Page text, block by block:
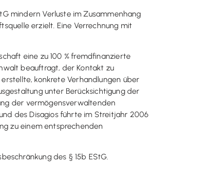
mindern Verluste im Zusammenhang
erzielt. Eine Verrechnung mit
eine zu 100 % fremdfinanzierte
beauftragt, der Kontakt zu
konkrete Verhandlungen über
unter Berücksichtigung der
der vermögensverwaltenden
des Disagios führte im Streitjahr 2006
zu einem entsprechenden
des § 15b EStG.